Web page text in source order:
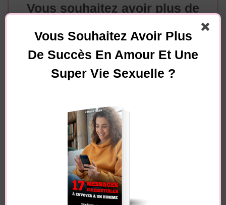
Vous souhaitez avoir plus de
super vie sexuelle ?
Pour recevoir gratuitement par mail de nombreux
conseils ainsi que mon guide PDF "10 choses
femmes", dites-moi simplement à quelle adresse
je dois vous les envoyer !
Vous Souhaitez Avoir Plus
De Succès En Amour Et Une
Super Vie Sexuelle ?